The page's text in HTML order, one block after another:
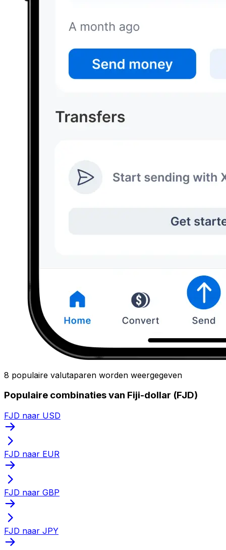
8 populaire valutaparen worden weergegeven
Populaire combinaties van Fiji-dollar (FJD)
FJD naar USD
FJD naar EUR
FJD naar GBP
FJD naar JPY